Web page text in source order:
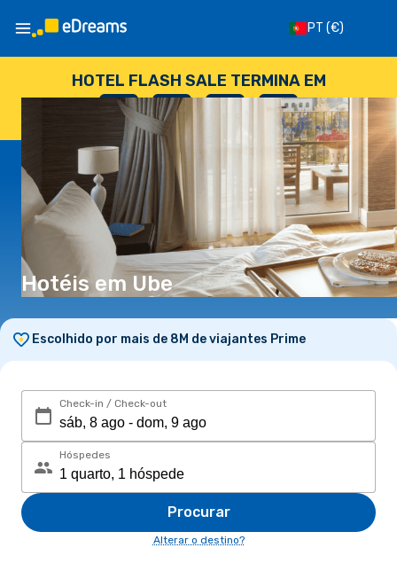
PT (€)
HOTEL FLASH SALE TERMINA EM
--
DIAS
: --
HORAS
: --
SEGUNDOS
Hotéis em Ube
Escolhido por mais de 8M de viajantes Prime
Check-in / Check-out
Hóspedes
Procurar
Alterar o destino?